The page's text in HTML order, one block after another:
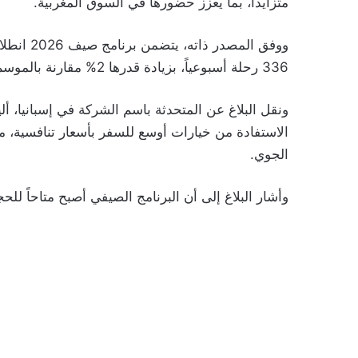
336 رحلة أسبوعياً، بزيادة قدرها 2% مقارنة بالموسم السابق.
ونقل البلاغ عن المتحدثة باسم الشركة في إسبانيا،
الاستفادة من خيارات أوسع للسفر بأسعار
الجوي.
وأشار البلاغ إلى أن البرنامج الصيفي أصبح متاحاً